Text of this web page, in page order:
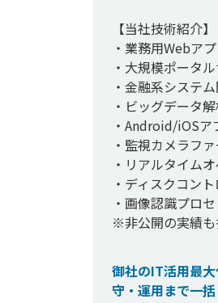
【当社技術紹介】
・業務用Webア
・大規模ポータ
・金融系システ
・ビッグデータ
・Android/iOSア
・監視カメラフ
・リアルタイム
・ディスクコン
・画像認識プロ
※非公開の実績も
御社のIT活用最
守・運用まで一括